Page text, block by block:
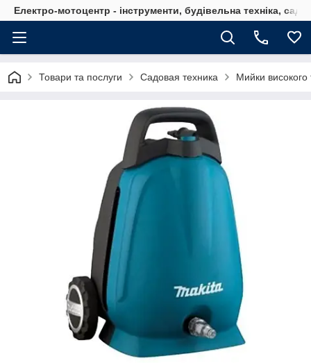
Електро-мотоцентр - інструменти, будівельна техніка,
Товари та послуги Садовая техника Мийки високого